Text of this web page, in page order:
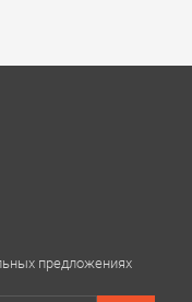
предложениях